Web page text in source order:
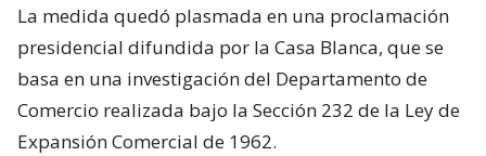
La medida quedó plasmada en una proclamación
presidencial difundida por la Casa Blanca, que se
basa en una investigación del Departamento de
Comercio realizada bajo la Sección 232 de la Ley de
Expansión Comercial de 1962.